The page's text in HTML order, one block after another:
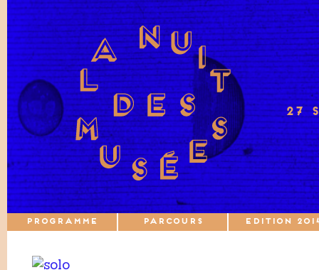
27
PROGRAMME PARCOURS EDITION